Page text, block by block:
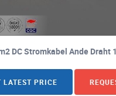
DC Stromkabel Ande Draht
LATEST PRICE